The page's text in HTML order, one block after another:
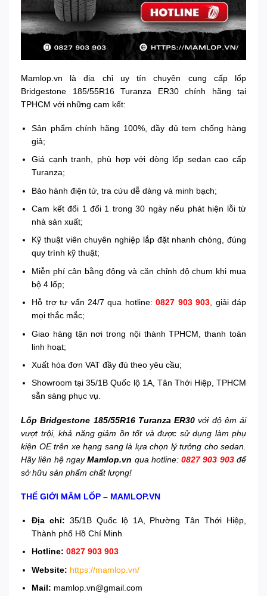
Mamlop.vn là địa chỉ uy tín chuyên cung cấp lốp
Bridgestone 185/55R16 Turanza ER30 chính hãng tại
TPHCM với những cam kết:
Sản phẩm chính hãng 100%, đầy đủ tem chống hàng
giả;
Giá cạnh tranh, phù hợp với dòng lốp sedan cao cấp
Turanza;
Bảo hành điện tử, tra cứu dễ dàng và minh bạch;
Cam kết đổi 1 đổi 1 trong 30 ngày nếu phát hiện lỗi từ
nhà sản xuất;
Kỹ thuật viên chuyên nghiệp lắp đặt nhanh chóng, đúng
quy trình kỹ thuật;
Miễn phí cân bằng động và căn chỉnh độ chụm khi mua
bộ 4 lốp;
Hỗ trợ tư vấn 24/7 qua hotline:0827 903 903 , giải đáp
mọi thắc mắc;
Giao hàng tận nơi trong nội thành TPHCM, thanh toán
linh hoạt;
Xuất hóa đơn VAT đầy đủ theo yêu cầu;
Showroom tại 35/1B Quốc lộ 1A, Tân Thới Hiệp, TPHCM
sẵn sàng phục vụ.
Lốp Bridgestone 185/55R16 Turanza ER30 với độ êm ái
vượt trội, khả năng giảm ồn tốt và được sử dụng làm phụ
kiện OE trên xe hạng sang là lựa chọn lý tưởng cho sedan.
Hãy liên hệ ngayMamlop.vn qua hotline:0827 903 903để
sở hữu sản phẩm chất lượng!
THẾ GIỚI MÂM LỐP – MAMLOP.VN
Địa chỉ: 35/1B Quốc lộ 1A, Phường Tân Thới Hiệp,
Thành phố Hồ Chí Minh
Hotline: 0827 903 903
Website: https://mamlop.vn/
Mail: mamlop.vn@gmail.com